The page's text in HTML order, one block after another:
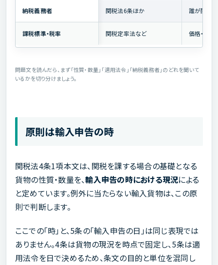
納税義務者 関税法6条ほか 誰が関税
課税標準・税率 関税定率法など 価格・数
問題文を読んだら、まず「性質・数量」「適用法令」「納税義務者」のどれを聞いて
いるかを切り分けましょう。
原則は輸入申告の時
関税法4条1項本文は、関税を課する場合の基礎となる
貨物の性質・数量を、輸入申告の時における現況による
と定めています。例外に当たらない輸入貨物は、この原
則で判断します。
ここでの「時」と、5条の「輸入申告の日」は同じ表現では
ありません。4条は貨物の現況を時点で固定し、5条は適
用法令を日で決めるため、条文の目的と単位を混同し